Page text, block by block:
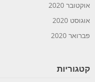
אוקטובר 2020
אוגוסט 2020
פברואר 2020
קטגוריות